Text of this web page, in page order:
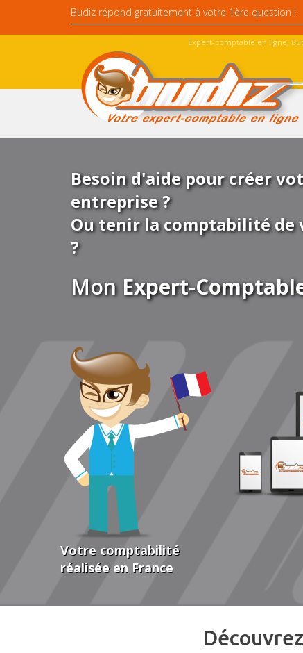
Expert-comptable en ligne,
Besoin d'aide pour créer
entreprise ?
Ou tenir la comptabilité de
?
Mon Expert-
Votre comptabilité
réalisée en France